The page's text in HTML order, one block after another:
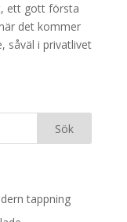
ett gott första
det kommer
såväl i privatlivet
tappning